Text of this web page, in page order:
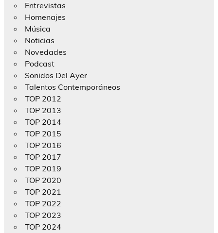
Entrevistas
Homenajes
Música
Noticias
Novedades
Podcast
Sonidos Del Ayer
Talentos Contemporáneos
TOP 2012
TOP 2013
TOP 2014
TOP 2015
TOP 2016
TOP 2017
TOP 2019
TOP 2020
TOP 2021
TOP 2022
TOP 2023
TOP 2024